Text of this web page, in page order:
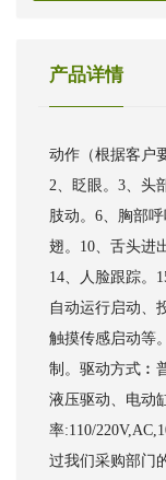
产品详情
动作（根据客户
2、眨眼。3、头
肢动。6、胸部
翅。10、舌头进
14、人脸跟踪。
自动运行启动、
触摸传感启动等
制。驱动方式︰
液压驱动、电动
率:110/
过我们采购部门